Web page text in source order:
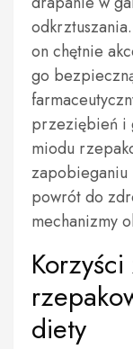
on chętnie
go
przeziębień i
miodu
zapobieganiu
powrót do
mechanizmy
diety